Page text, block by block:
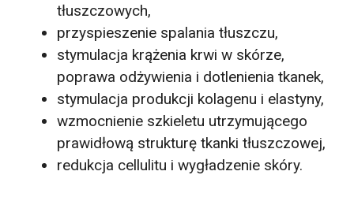
tłuszczowych,
przyspieszenie spalania tłuszczu,
stymulacja krążenia krwi w skórze,
poprawa odżywienia i dotlenienia tkanek,
stymulacja produkcji kolagenu i elastyny,
wzmocnienie szkieletu utrzymującego
prawidłową strukturę tkanki tłuszczowej,
redukcja cellulitu i wygładzenie skóry.